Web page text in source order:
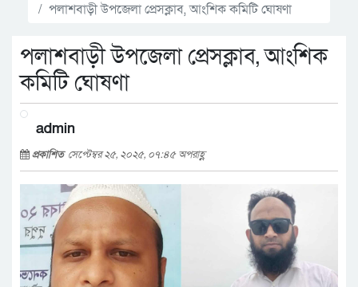
পলাশবাড়ী উপজেলা প্রেসক্লাব, আংশিক কমিটি ঘোষণা
পলাশবাড়ী উপজেলা প্রেসক্লাব, আংশিক
কমিটি ঘোষণা
admin
প্রকাশিত সেপ্টেম্বর ২৫, ২০২৫, ০৭:৪৫ অপরাহ্ণ